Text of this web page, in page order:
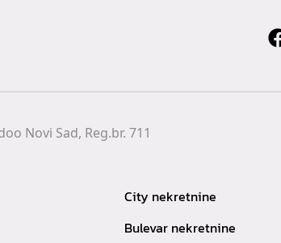
Novi Sad, Reg.br. 711
City nekretnine
Bulevar nekretnine